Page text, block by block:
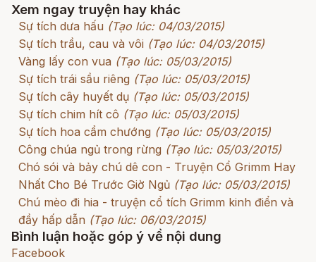
Xem ngay truyện hay khác
Sự tích dưa hấu (Tạo lúc: 04/03/2015)
Sự tích trầu, cau và vôi (Tạo lúc: 04/03/2015)
Vàng lấy con vua (Tạo lúc: 05/03/2015)
Sự tích trái sầu riêng (Tạo lúc: 05/03/2015)
Sự tích cây huyết dụ (Tạo lúc: 05/03/2015)
Sự tích chim hít cô (Tạo lúc: 05/03/2015)
Sự tích hoa cẩm chướng (Tạo lúc: 05/03/2015)
Công chúa ngủ trong rừng (Tạo lúc: 05/03/2015)
Chó sói và bảy chú dê con - Truyện Cổ Grimm Hay
Nhất Cho Bé Trước Giờ Ngủ (Tạo lúc: 05/03/2015)
Chú mèo đi hia - truyện cổ tích Grimm kinh điển và
đầy hấp dẫn (Tạo lúc: 06/03/2015)
Bình luận hoặc góp ý về nội dung
Facebook